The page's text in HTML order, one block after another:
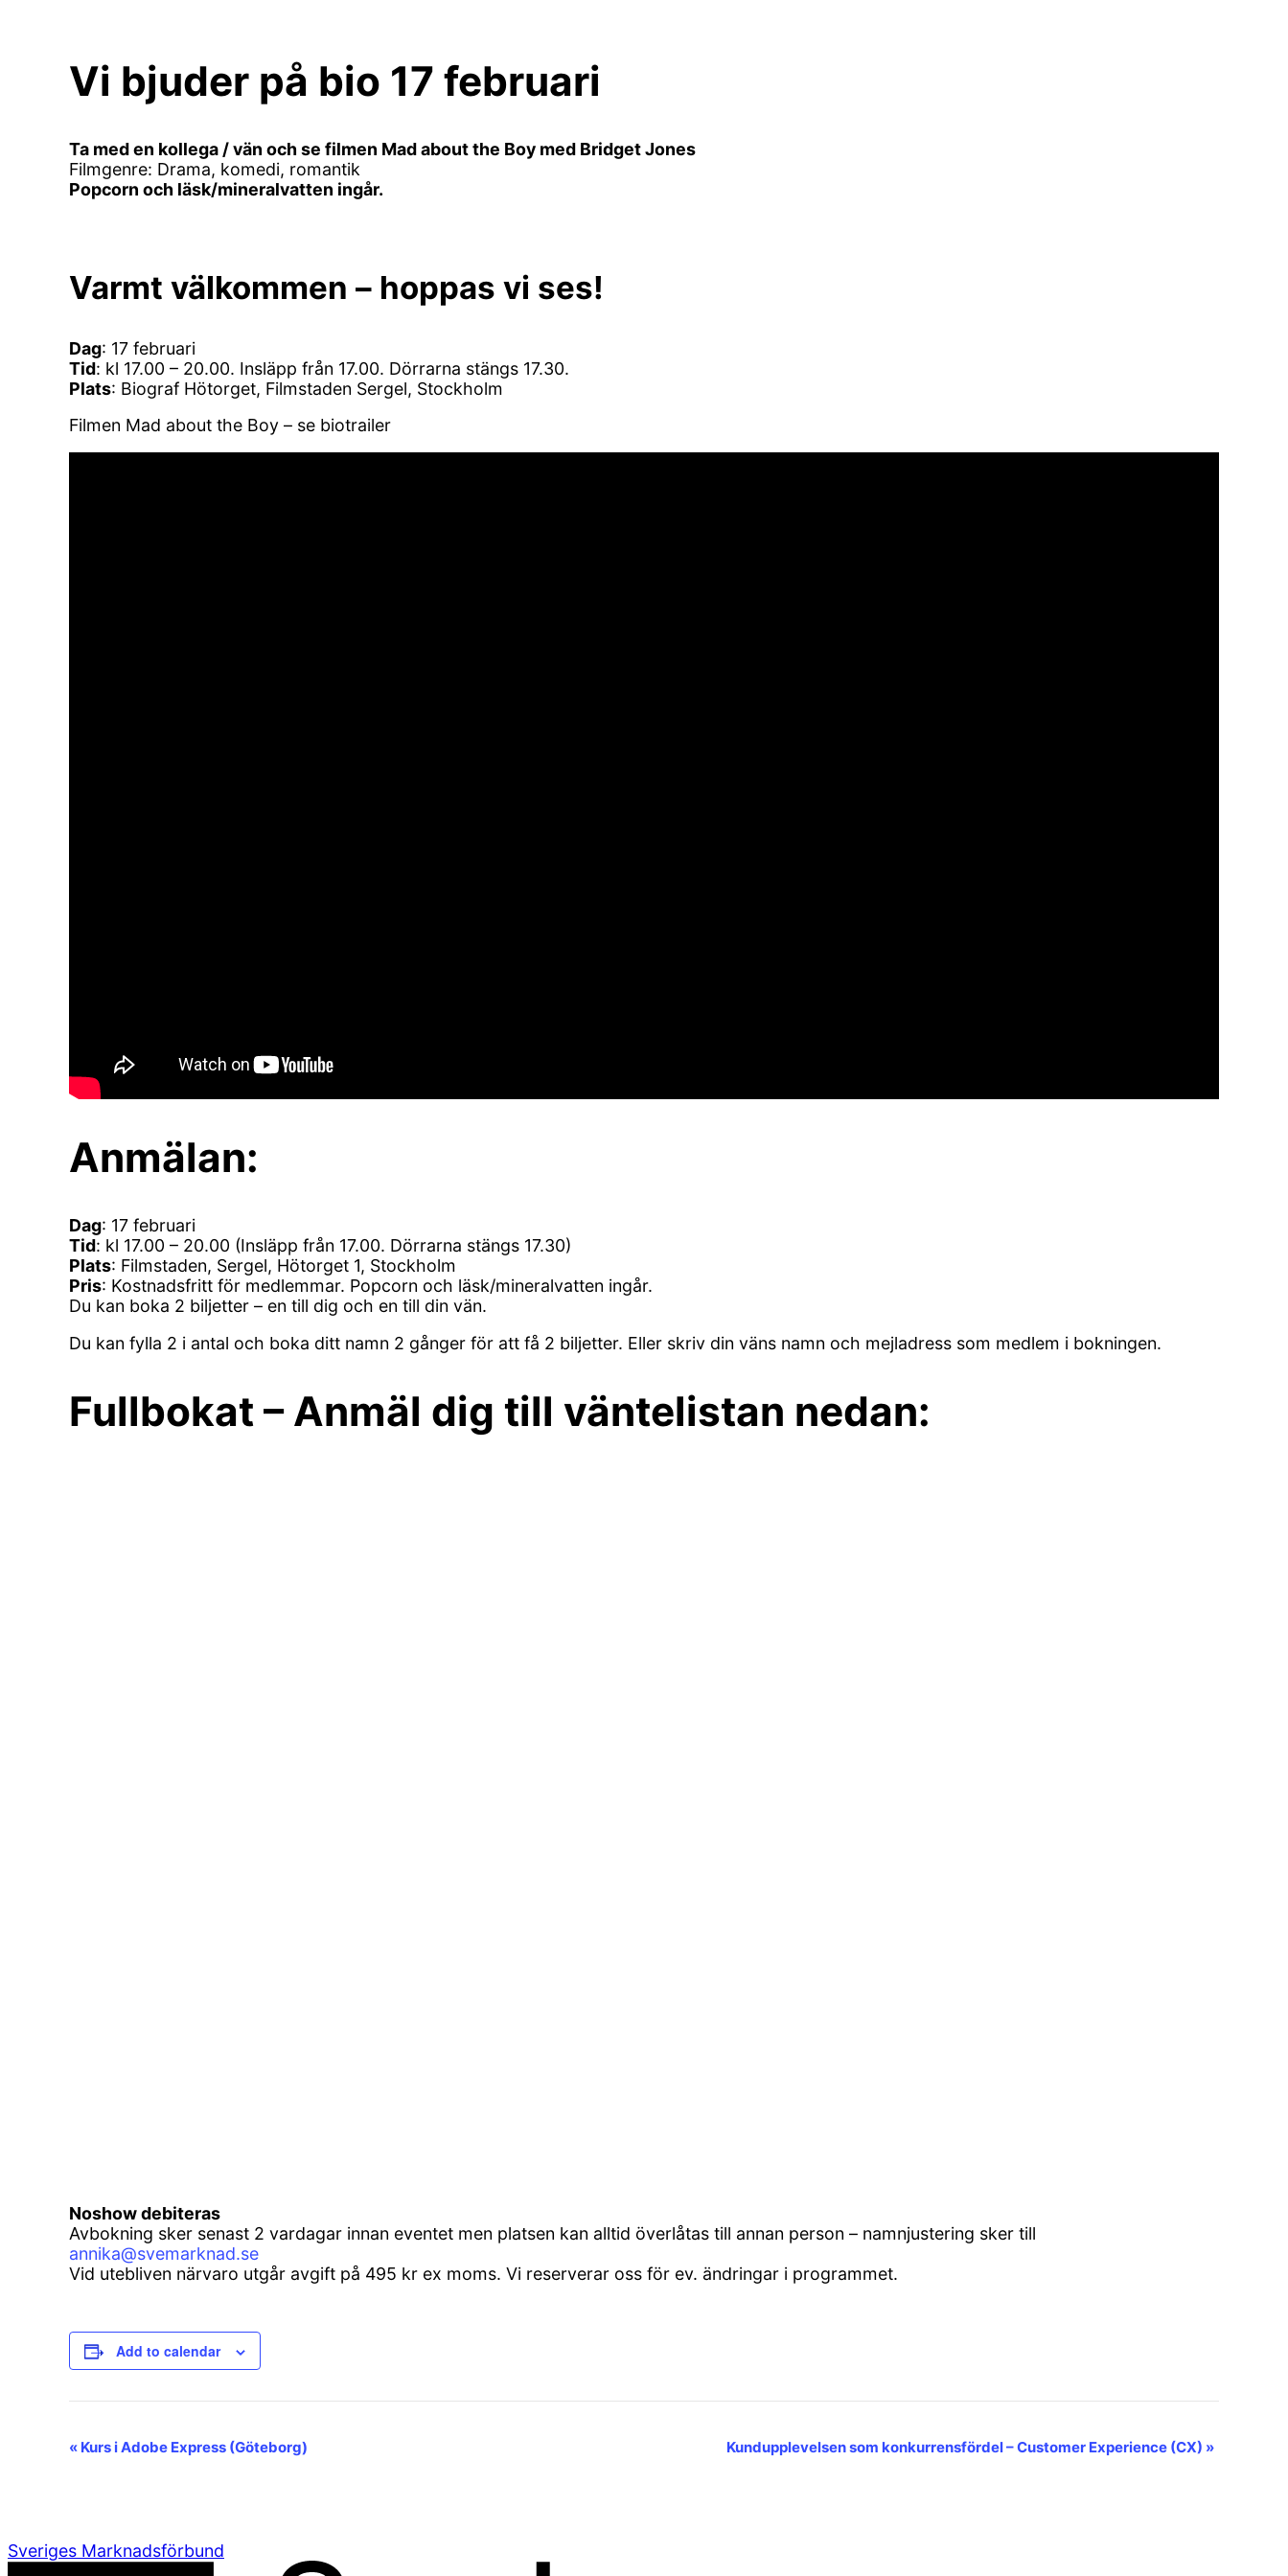
Vi bjuder på bio 17 februari
Ta med en kollega / vän och se filmen Mad about the Boy med Bridget Jones
Filmgenre: Drama, komedi, romantik
Popcorn och läsk/mineralvatten ingår.
Varmt välkommen – hoppas vi ses!
Dag: 17 februari
Tid: kl 17.00 – 20.00. Insläpp från 17.00. Dörrarna stängs 17.30.
Plats: Biograf Hötorget, Filmstaden Sergel, Stockholm
Filmen Mad about the Boy – se biotrailer
Anmälan:
Dag: 17 februari
Tid: kl 17.00 – 20.00 (Insläpp från 17.00. Dörrarna stängs 17.30)
Plats: Filmstaden, Sergel, Hötorget 1, Stockholm
Pris: Kostnadsfritt för medlemmar. Popcorn och läsk/mineralvatten ingår.
Du kan boka 2 biljetter – en till dig och en till din vän.
Du kan fylla 2 i antal och boka ditt namn 2 gånger för att få 2 biljetter. Eller skriv din väns namn och mejladress som medlem i bokningen.
Fullbokat – Anmäl dig till väntelistan nedan:
Noshow debiteras
Avbokning sker senast 2 vardagar innan eventet men platsen kan alltid överlåtas till annan person – namnjustering sker till
annika@svemarknad.se
Vid utebliven närvaro utgår avgift på 495 kr ex moms. Vi reserverar oss för ev. ändringar i programmet.
Add to calendar
Event
« Kurs i Adobe Express (Göteborg) Kundupplevelsen som konkurrensfördel – Customer Experience (CX) »
Sveriges Marknadsförbund